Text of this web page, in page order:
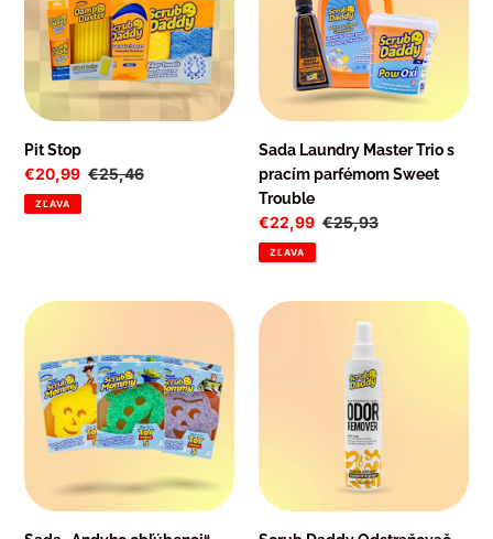
Pit Stop
Cena
po
zľave
€20,99 Normálna
€25,46
ZĽAVA
pracím
parfémom
Sweet
Trouble
Sada Laundry Master Trio s
pracím parfémom Sweet
Trouble
Cena
po
zľave
€22,99 Normálna
€25,93
ZĽAVA
Sada
„Andyho
obľúbenci“
Scrub
Daddy
Odstraňovač